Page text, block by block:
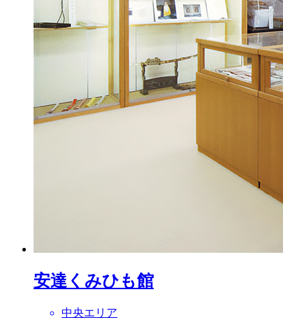
安達くみひも館
中央エリア